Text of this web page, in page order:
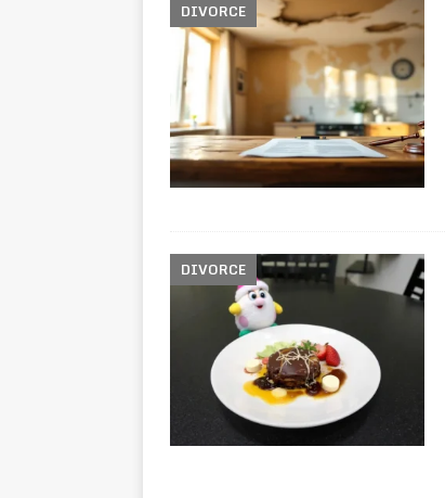
DIVORCE
DIVORCE